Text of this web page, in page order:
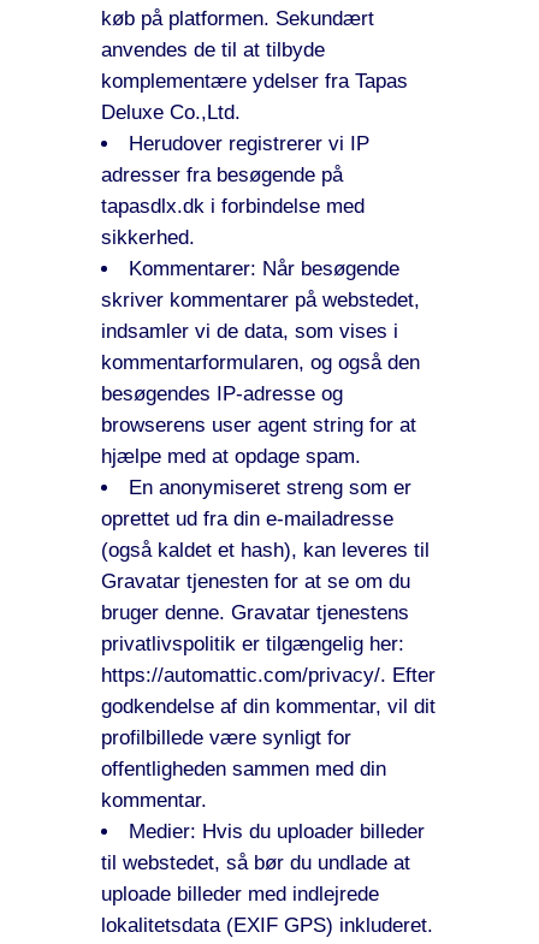
køb på platformen. Sekundært
anvendes de til at tilbyde
komplementære ydelser fra Tapas
Deluxe Co.,Ltd.
Herudover registrerer vi IP
adresser fra besøgende på
tapasdlx.dk i forbindelse med
sikkerhed.
Kommentarer: Når besøgende
skriver kommentarer på webstedet,
indsamler vi de data, som vises i
kommentarformularen, og også den
besøgendes IP-adresse og
browserens user agent string for at
hjælpe med at opdage spam.
En anonymiseret streng som er
oprettet ud fra din e-mailadresse
(også kaldet et hash), kan leveres til
Gravatar tjenesten for at se om du
bruger denne. Gravatar tjenestens
privatlivspolitik er tilgængelig her:
https://automattic.com/privacy/. Efter
godkendelse af din kommentar, vil dit
profilbillede være synligt for
offentligheden sammen med din
kommentar.
Medier: Hvis du uploader billeder
til webstedet, så bør du undlade at
uploade billeder med indlejrede
lokalitetsdata (EXIF GPS) inkluderet.